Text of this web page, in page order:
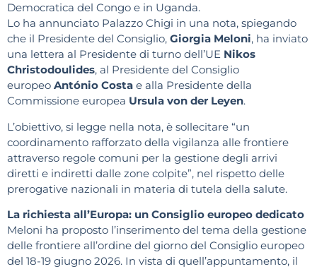
Democratica del Congo e in Uganda.
Lo ha annunciato Palazzo Chigi in una nota, spiegando
che il Presidente del Consiglio, Giorgia Meloni, ha inviato
una lettera al Presidente di turno dell’UE Nikos
Christodoulides, al Presidente del Consiglio
europeo António Costa e alla Presidente della
Commissione europea Ursula von der Leyen.
L’obiettivo, si legge nella nota, è sollecitare “un
coordinamento rafforzato della vigilanza alle frontiere
attraverso regole comuni per la gestione degli arrivi
diretti e indiretti dalle zone colpite”, nel rispetto delle
prerogative nazionali in materia di tutela della salute.
La richiesta all’Europa: un Consiglio europeo dedicato
Meloni ha proposto l’inserimento del tema della gestione
delle frontiere all’ordine del giorno del Consiglio europeo
del 18-19 giugno 2026. In vista di quell’appuntamento, il